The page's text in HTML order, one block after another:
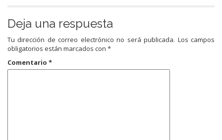
Deja una respuesta
Tu dirección de correo electrónico no será publicada. Los campos
obligatorios están marcados con *
Comentario *